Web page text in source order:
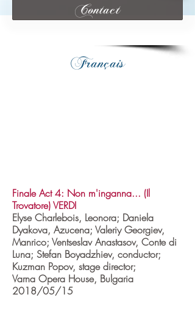
Contact
Français
Finale Act 4: Non m'inganna... (Il
Trovatore) VERDI
Elyse Charlebois, Leonora; Daniela
Dyakova, Azucena; Valeriy Georgiev,
Manrico; Ventseslav Anastasov, Conte di
Luna; Stefan Boyadzhiev, conductor;
Kuzman Popov, stage director;
Varna Opera House, Bulgaria
2018/05/15